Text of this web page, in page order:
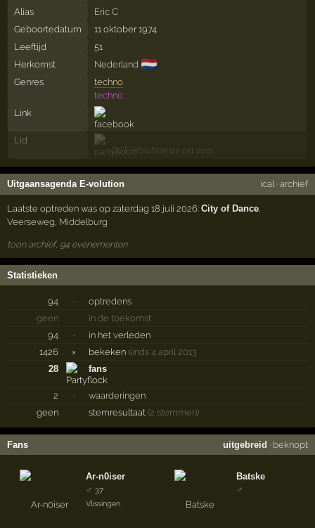
Alias
Eric C
Geboortedatum
11 oktober 1974
Leeftijd
51
Herkomst
Nederland 🇳🇱
Genres
techno
techno
Link
Lid
DJ E-Volution
(22 okt 2011)
Uitgaansagenda E-volution ical· archief
Laatste optreden was op zaterdag 18 juli 2026:City of Dance
Veerseweg Middelburg
toon archief, 94 evenementen
Statistieken
94 ·
optredens
geen
·
in de toekomst
94
·
in het verleden
1426
× bekeken sinds 4 april 2013
28
fans
2 ·
waarderingen
geen
stemresultaat(2 stemmen)
Fans uitgebreid · beknopt
Ar-n0iser
♂ 37
Vlissingen
Batske
♂